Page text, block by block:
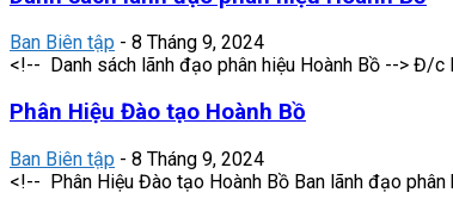
Ban Biên tập - 8 Tháng 9, 2024
<!-- Danh sách lãnh đạo phân hiệu Hoành Bồ --> Đ/c
Phân Hiệu Đào tạo Hoành Bồ
Ban Biên tập - 8 Tháng 9, 2024
<!-- Phân Hiệu Đào tạo Hoành Bồ Ban lãnh đạo